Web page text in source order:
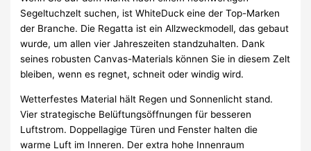
Segeltuchzelt suchen, ist WhiteDuck eine der Top-Marken
der Branche. Die Regatta ist ein Allzweckmodell, das gebaut
wurde, um allen vier Jahreszeiten standzuhalten. Dank
seines robusten Canvas-Materials können Sie in diesem Zelt
bleiben, wenn es regnet, schneit oder windig wird.
Wetterfestes Material hält Regen und Sonnenlicht stand.
Vier strategische Belüftungsöffnungen für besseren
Luftstrom. Doppellagige Türen und Fenster halten die
warme Luft im Inneren. Der extra hohe Innenraum